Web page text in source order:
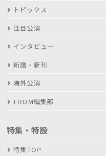
トピックス
注目公演
インタビュー
新譜・新刊
海外公演
FROM編集部
特集・特設
特集TOP